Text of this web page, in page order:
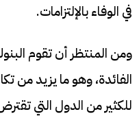
في الوفاء بالإلتزامات.
ومن المنتظر أن تقوم
الفائدة، وهو ما يزيد من
للكثير من الدول التي